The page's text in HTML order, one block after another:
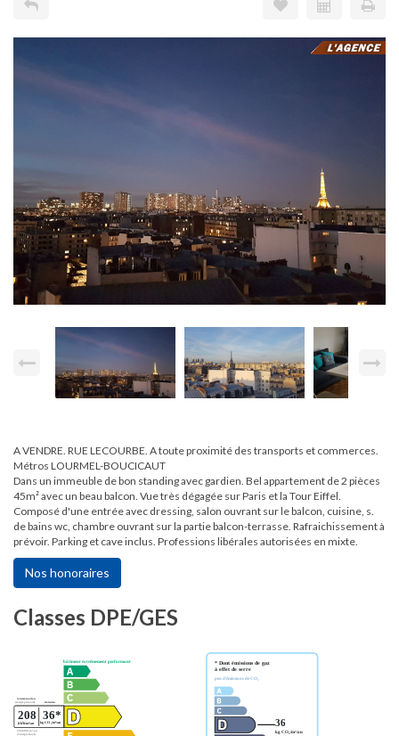
A VENDRE. RUE LECOURBE. A toute proximité des transports et commerces.
Métros LOURMEL-BOUCICAUT
Dans un immeuble de bon standing avec gardien. Bel appartement de 2 pièces
45m² avec un beau balcon. Vue très dégagée sur Paris et la Tour Eiffel.
Composé d'une entrée avec dressing, salon ouvrant sur le balcon, cuisine, s.
de bains wc, chambre ouvrant sur la partie balcon-terrasse. Rafraichissement à
prévoir. Parking et cave inclus. Professions libérales autorisées en mixte.
Nos honoraires
Classes DPE/GES